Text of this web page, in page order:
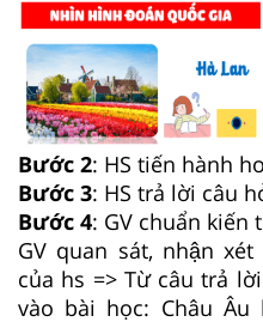
Bước 2: HS tiến hành
Bước 3: HS trả lời câu
Bước 4: GV chuẩn kiến
GV quan sát, nhận
của hs => Từ câu trả
vào bài học: Châu